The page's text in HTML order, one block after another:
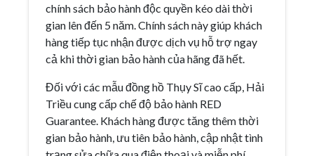
chính sách bảo hành độc quyền kéo dài thời
gian lên đến 5 năm. Chính sách này giúp khách
hàng tiếp tục nhận được dịch vụ hỗ trợ ngay
cả khi thời gian bảo hành của hãng đã hết.
Đối với các mẫu đồng hồ Thụy Sĩ cao cấp, Hải
Triều cung cấp chế độ bảo hành RED
Guarantee. Khách hàng được tăng thêm thời
gian bảo hành, ưu tiên bảo hành, cập nhật tình